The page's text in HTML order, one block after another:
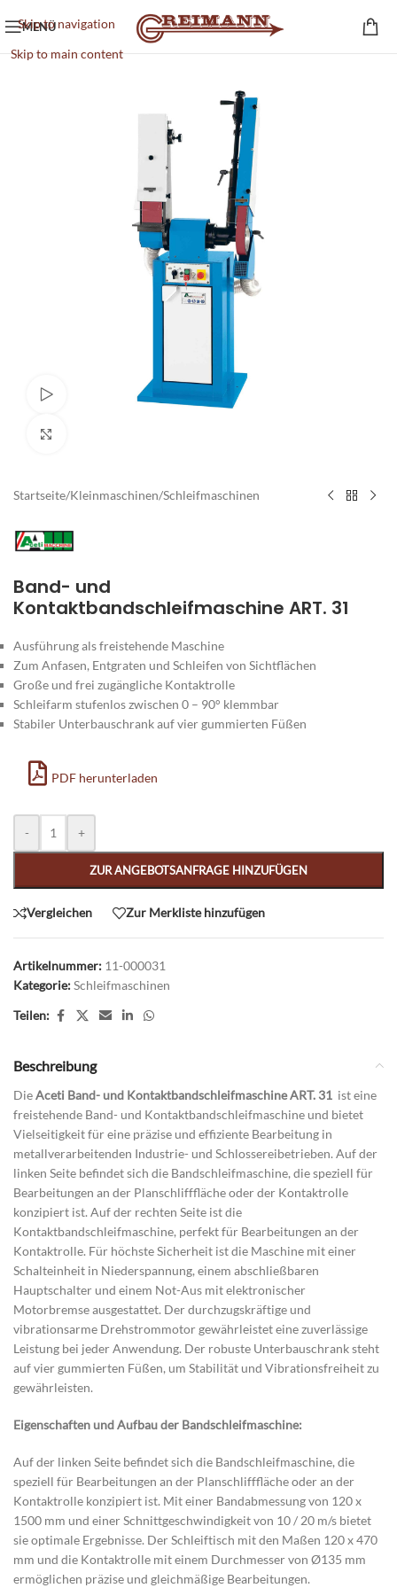
Skip to navigation
Skip to main content
MENÜ
Video ansehen
Startseite/Kleinmaschinen/Schleifmaschinen
Band- und
Kontaktbandschleifmaschine ART. 31
Ausführung als freistehende Maschine
Zum Anfasen, Entgraten und Schleifen von Sichtflächen
Große und frei zugängliche Kontaktrolle
Schleifarm stufenlos zwischen 0 – 90° klemmbar
Stabiler Unterbauschrank auf vier gummierten Füßen
PDF herunterladen
- +
ZUR ANGEBOTSANFRAGE HINZUFÜGEN
Vergleichen Zur Merkliste hinzufügen
Artikelnummer: 11-000031
Kategorie:Schleifmaschinen
Teilen:
Beschreibung
DieAceti Band- und Kontaktbandschleifmaschine ART. 31 ist eine
freistehende Band- und Kontaktbandschleifmaschine und bietet
Vielseitigkeit für eine präzise und effiziente Bearbeitung in
metallverarbeitenden Industrie- und Schlossereibetrieben. Auf der
linken Seite befindet sich die Bandschleifmaschine, die speziell für
Bearbeitungen an der Planschlifffläche oder der Kontaktrolle
konzipiert ist. Auf der rechten Seite ist die
Kontaktbandschleifmaschine, perfekt für Bearbeitungen an der
Kontaktrolle. Für höchste Sicherheit ist die Maschine mit einer
Schalteinheit in Niederspannung, einem abschließbaren
Hauptschalter und einem Not-Aus mit elektronischer
Motorbremse ausgestattet. Der durchzugskräftige und
vibrationsarme Drehstrommotor gewährleistet eine zuverlässige
Leistung bei jeder Anwendung. Der robuste Unterbauschrank steht
auf vier gummierten Füßen, um Stabilität und Vibrationsfreiheit zu
gewährleisten.
Eigenschaften und Aufbau der Bandschleifmaschine:
Auf der linken Seite befindet sich die Bandschleifmaschine, die
speziell für Bearbeitungen an der Planschlifffläche oder an der
Kontaktrolle konzipiert ist. Mit einer Bandabmessung von 120 x
1500 mm und einer Schnittgeschwindigkeit von 10 / 20 m/s bietet
sie optimale Ergebnisse. Der Schleiftisch mit den Maßen 120 x 470
mm und die Kontaktrolle mit einem Durchmesser von Ø135 mm
ermöglichen präzise und gleichmäßige Bearbeitungen.